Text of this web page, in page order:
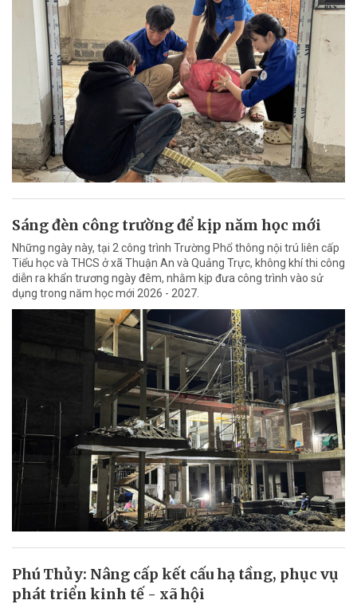
Sáng đèn công trường để kịp năm học mới
Những ngày này, tại 2 công trình Trường Phổ thông nội trú liên cấp
Tiểu học và THCS ở xã Thuận An và Quảng Trực, không khí thi công
diễn ra khẩn trương ngày đêm, nhằm kịp đưa công trình vào sử
dụng trong năm học mới 2026 - 2027.
Phú Thủy: Nâng cấp kết cấu hạ tầng, phục vụ
phát triển kinh tế - xã hội